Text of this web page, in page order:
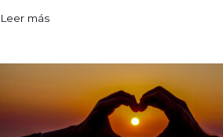
Leer más